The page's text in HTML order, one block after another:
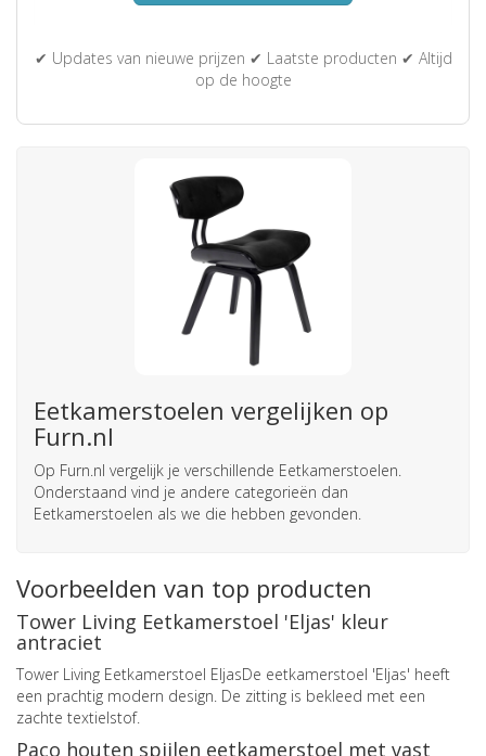
✔ Updates van nieuwe prijzen ✔ Laatste producten ✔ Altijd
op de hoogte
Eetkamerstoelen vergelijken op
Furn.nl
Op Furn.nl vergelijk je verschillende Eetkamerstoelen.
Onderstaand vind je andere categorieën dan
Eetkamerstoelen als we die hebben gevonden.
Voorbeelden van top producten
Tower Living Eetkamerstoel 'Eljas' kleur
antraciet
Tower Living Eetkamerstoel EljasDe eetkamerstoel 'Eljas' heeft
een prachtig modern design. De zitting is bekleed met een
zachte textielstof.
Paco houten spijlen eetkamerstoel met vast